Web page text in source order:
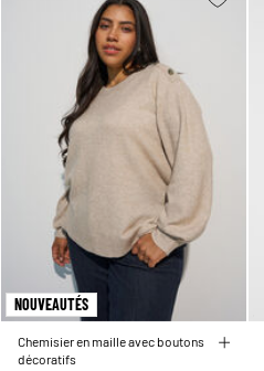
NOUVEAUTÉS
Chemisier en maille avec boutons
décoratifs